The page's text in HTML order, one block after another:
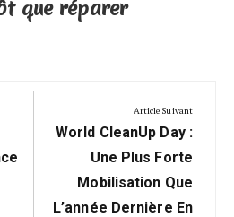
que réparer
Article Suivant
Next
World CleanUp Day :
Une Plus Forte
Mobilisation Que
L’année Dernière En